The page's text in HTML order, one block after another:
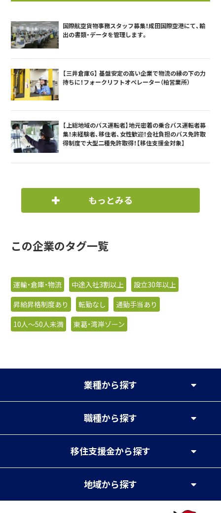
国際航空貨物事務スタッフ募集！成田国際空港にて、輸
出の書類・データを管理します。
【三井倉庫G】 基盤安定の高い企業で物流の縁の下の力
持ちに！フォークリフトオペレーター（柏営業所）
【上総地域のバス運転者】地元密着の乗合バス運転者募
集！未経験者、移住者、女性歓迎！会社負担のバス免許取
得制度で大型二種免許取得！【移住支援金対象】
もっとみる
この企業のタグ一覧
運輸・倉庫・物流 中途入社3割以上
設立30年以上
昇給昇格制度あり
転勤なし
通勤手当あり
10人〜50人未満
東葛・湾岸ゾーン
業種から探す
職種から探す
移住支援金から探す
地域から探す